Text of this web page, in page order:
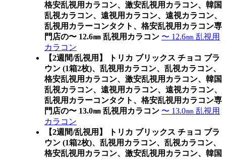
格安乱視用カラコン、激安乱視用カラコン、韓国
乱視カラコン、遠視用カラコン、遠視カラコン、
乱視用カラーコンタクト、格安乱視用カラコン専
門店の〜 12.6㎜ 乱視用カラコン 〜 12.6㎜ 乱視用
カラコン
【2週間/乱視用】 トリカ ブリックス チョコ ブラ
ウン (1箱2枚)、乱視用カラコン、乱視カラコン、
格安乱視用カラコン、激安乱視用カラコン、韓国
乱視カラコン、遠視用カラコン、遠視カラコン、
乱視用カラーコンタクト、格安乱視用カラコン専
門店の〜 13.0㎜ 乱視用カラコン 〜 13.0㎜ 乱視用
カラコン
【2週間/乱視用】 トリカ ブリックス チョコ ブラ
ウン (1箱2枚)、乱視用カラコン、乱視カラコン、
格安乱視用カラコン、激安乱視用カラコン、韓国